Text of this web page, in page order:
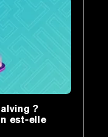
?
est-elle